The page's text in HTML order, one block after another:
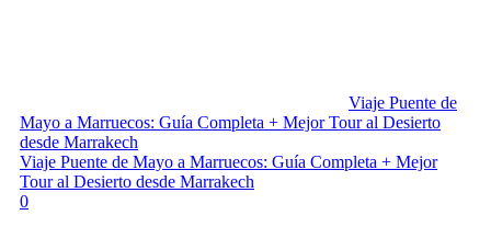
Viaje Puente de
Mayo a Marruecos: Guía Completa + Mejor Tour al Desierto
desde Marrakech
Viaje Puente de Mayo a Marruecos: Guía Completa + Mejor
Tour al Desierto desde Marrakech
0